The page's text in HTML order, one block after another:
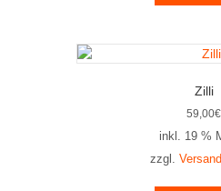
Zilli
59,00€
inkl. 19 %
zzgl.